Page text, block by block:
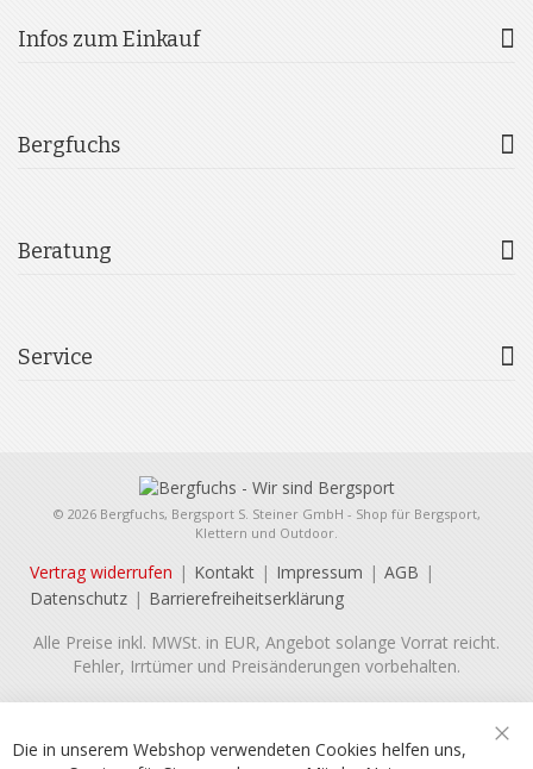
Infos zum Einkauf
Bergfuchs
Beratung
Service
© 2026 Bergfuchs, Bergsport S. Steiner GmbH - Shop für Bergsport,
Klettern und Outdoor.
Vertrag widerrufen Kontakt Impressum
AGB
Datenschutz
Barrierefreiheitserklärung
Alle Preise inkl. MWSt. in EUR, Angebot solange Vorrat reicht.
Fehler, Irrtümer und Preisänderungen vorbehalten.
Die in unserem Webshop verwendeten Cookies helfen uns,